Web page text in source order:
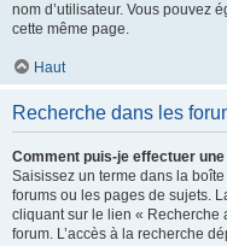
nom d’utilisateur. Vous pouvez
cette même page.
Haut
Recherche dans les
Comment puis-je effectuer
Saisissez un terme dans la
forums ou les pages de sujets.
cliquant sur le lien « Recherche
forum. L’accès à la recherche